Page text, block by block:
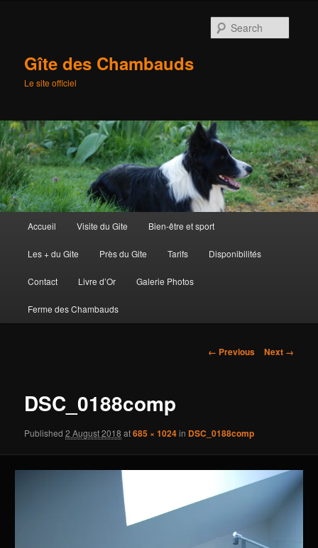
Gîte des Chambauds
Le site officiel
Skip
to
primary
Accueil Visite du Gite Bien-être et sport
Les + du Gite Près du Gite Tarifs Disponibilités
Contact Livre d’Or Galerie Photos
Ferme des Chambauds
Image
← Previous Next →
DSC_0188comp
Published2 August 2018 at685 × 1024in DSC_0188comp